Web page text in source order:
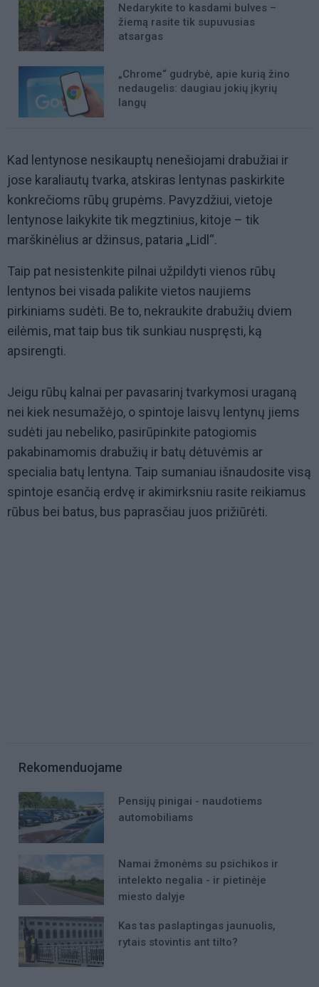
Nedarykite to kasdami bulves –
žiemą rasite tik supuvusias
atsargas
„Chrome“ gudrybė, apie kurią žino
nedaugelis: daugiau jokių įkyrių
langų
Kad lentynose nesikauptų nenešiojami drabužiai ir
jose karaliautų tvarka, atskiras lentynas paskirkite
konkrečioms rūbų grupėms. Pavyzdžiui, vietoje
lentynose laikykite tik megztinius, kitoje – tik
marškinėlius ar džinsus, pataria „Lidl“.
Taip pat nesistenkite pilnai užpildyti vienos rūbų
lentynos bei visada palikite vietos naujiems
pirkiniams sudėti. Be to, nekraukite drabužių dviem
eilėmis, mat taip bus tik sunkiau nuspręsti, ką
apsirengti.
Jeigu rūbų kalnai per pavasarinį tvarkymosi uraganą
nei kiek nesumažėjo, o spintoje laisvų lentynų jiems
sudėti jau nebeliko, pasirūpinkite patogiomis
pakabinamomis drabužių ir batų dėtuvėmis ar
specialia batų lentyna. Taip sumaniau išnaudosite visą
spintoje esančią erdvę ir akimirksniu rasite reikiamus
rūbus bei batus, bus paprasčiau juos prižiūrėti.
Rekomenduojame
Pensijų pinigai - naudotiems
automobiliams
Namai žmonėms su psichikos ir
intelekto negalia - ir pietinėje
miesto dalyje
Kas tas paslaptingas jaunuolis,
rytais stovintis ant tilto?